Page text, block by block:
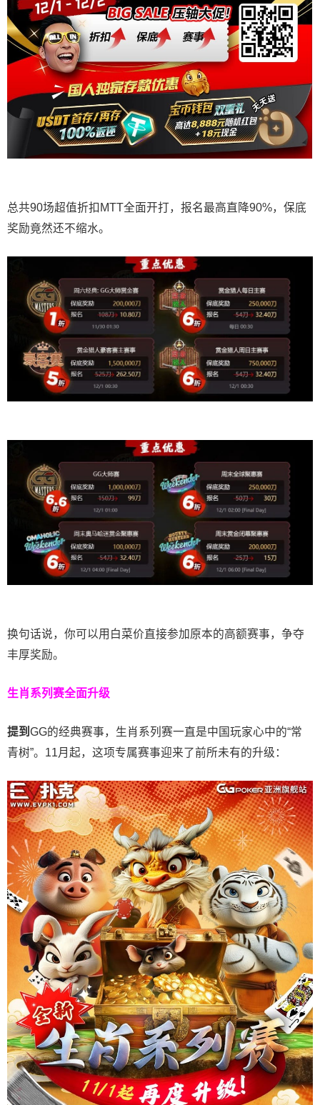
总共90场超值折扣MTT全面开打，报名最高直降90%，保底
奖励竟然还不缩水。
换句话说，你可以用白菜价直接参加原本的高额赛事，争夺
丰厚奖励。
生肖系列赛全面升级
提到 GG的经典赛事，生肖系列赛一直是中国玩家心中的“常
青树”。11月起，这项专属赛事迎来了前所未有的升级：